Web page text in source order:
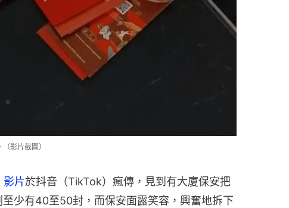
影片截圖）
影片於抖音（TikTok）瘋傳，見到有大廈保安把
少有40至50封，而保安面露笑容，興奮地拆下